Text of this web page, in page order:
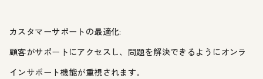
カスタマーサポートの最適化:
顧客がサポートにアクセスし、問題を解決できるようにオンラ
インサポート機能が重視されます。